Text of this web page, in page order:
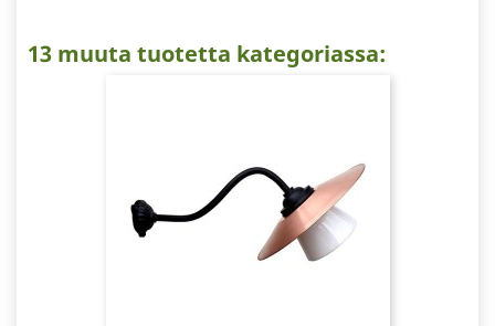
13 muuta tuotetta kategoriassa: